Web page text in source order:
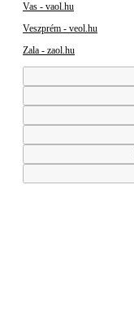
Vas - vaol.hu
Veszprém - veol.hu
Zala - zaol.hu